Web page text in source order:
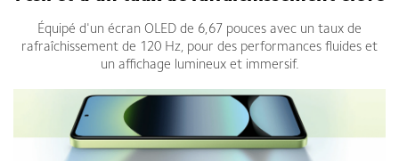
Équipé d'un écran OLED de 6,67 pouces avec un taux de
rafraîchissement de 120 Hz, pour des performances fluides et
un affichage lumineux et immersif.